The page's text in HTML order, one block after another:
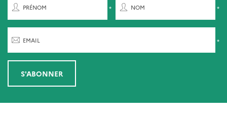
PRÉNOM NOM
EMAIL
S'ABONNER